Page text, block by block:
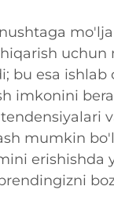
uchun
bu esa ishlab
imkonini
mumkin
erishishda